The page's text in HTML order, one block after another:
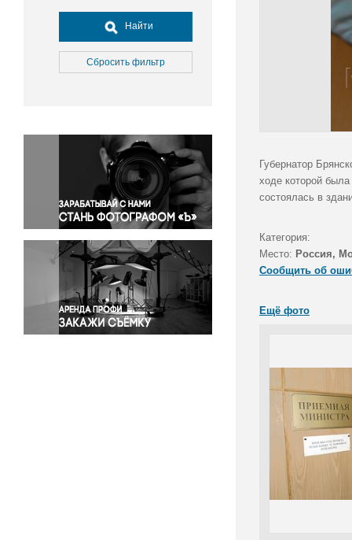
Досуг, туризм и отдых
Культура
Медицина
Окружающая среда
Политика
Правосудие
Происшествия и конфликты
Религия
Светская жизнь
Спорт
Экология
Экономика и бизнес
Найти
Сбросить фильтр
Губернатор
ходе которой
состоялась в
Категория:
Место: Россия,
Сообщить об
Ещё фото